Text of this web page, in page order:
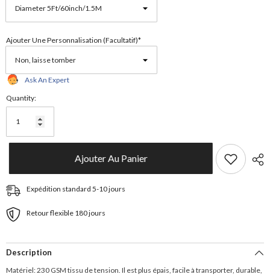
Ajouter Une Personnalisation (facultatif)*
Ask An Expert
Quantity:
Ajouter Au Panier
Expédition standard 5-10 jours
Retour flexible 180 jours
Description
Matériel: 230 GSM tissu de tension. Il est plus épais, facile à transporter, durable,